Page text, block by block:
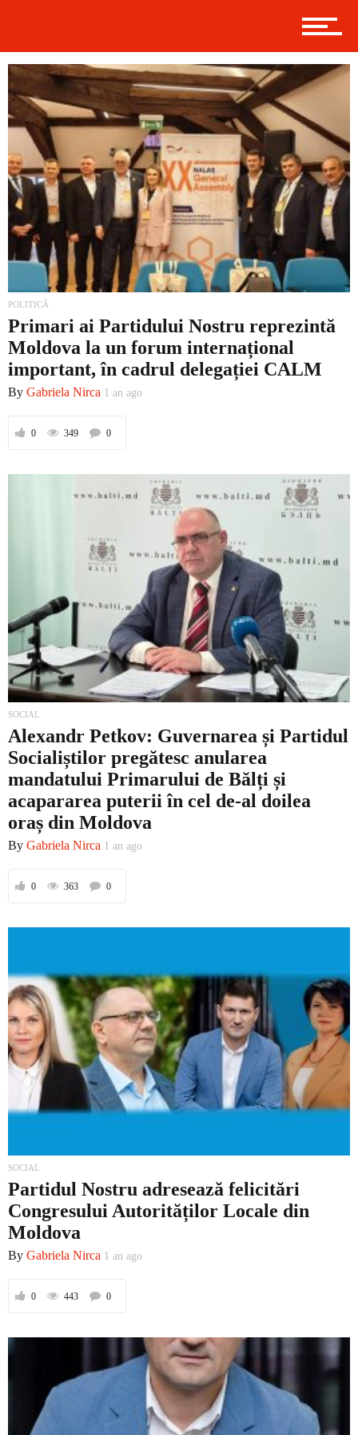
Externe
Social
Economic
Contact
Prima
Economic
Contact
POLITICĂ
Primari ai Partidului Nostru reprezintă
Moldova la un forum internațional
important, în cadrul delegației CALM
By Gabriela Nirca 1 an ago
0 349 0
SOCIAL
Alexandr Petkov: Guvernarea și Partidul
Socialiștilor pregătesc anularea
mandatului Primarului de Bălți și
acapararea puterii în cel de-al doilea
oraș din Moldova
By Gabriela Nirca 1 an ago
0 363 0
SOCIAL
Partidul Nostru adresează felicitări
Congresului Autorităților Locale din
Moldova
By Gabriela Nirca 1 an ago
0 443 0